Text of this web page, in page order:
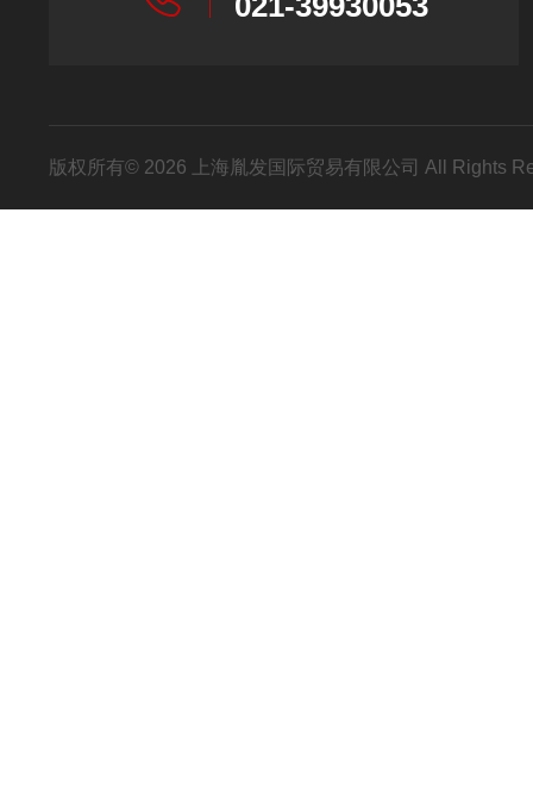
版权所有© 2026 上海胤发国际贸易有限公司 All Rights